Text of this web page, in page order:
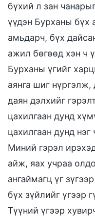
бүхий л зан
үүдэн Бурханы
амьдарч, бүх
ажил бөгөөд хэн ч
Бурханы үгийг
аянга шиг нүргэлж,
даян дэлхийг
цахилгаан дунд
цахилгаан дунд нэг
Миний гэрэл
айж, яах учраа
ангаймагц үг
бүх зүйлийг үгээр
Түүний үгээр